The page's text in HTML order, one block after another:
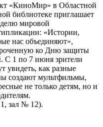
«КиноМир» в Областной
библиотеке приглашает
мировой
«Истории,
нас объединяют»,
ко Дню защиты
С 1 по 7 июня зрители
увидеть, как разные
создают мультфильмы,
не только детям, но и
зал № 12).